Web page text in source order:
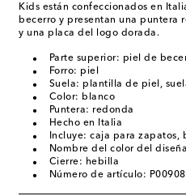
Kids están confeccionados en
becerro y presentan una puntera
y una placa del logo dorada.
Parte superior: piel de
Forro: piel
Suela: plantilla de piel,
Color: blanco
Puntera: redonda
Hecho en Italia
Incluye: caja para zapatos,
Nombre del color del
Cierre: hebilla
Número de artículo: